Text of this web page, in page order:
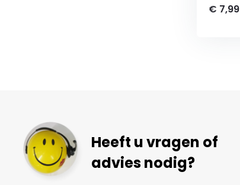
€ 7,99
Heeft u vragen of
advies nodig?